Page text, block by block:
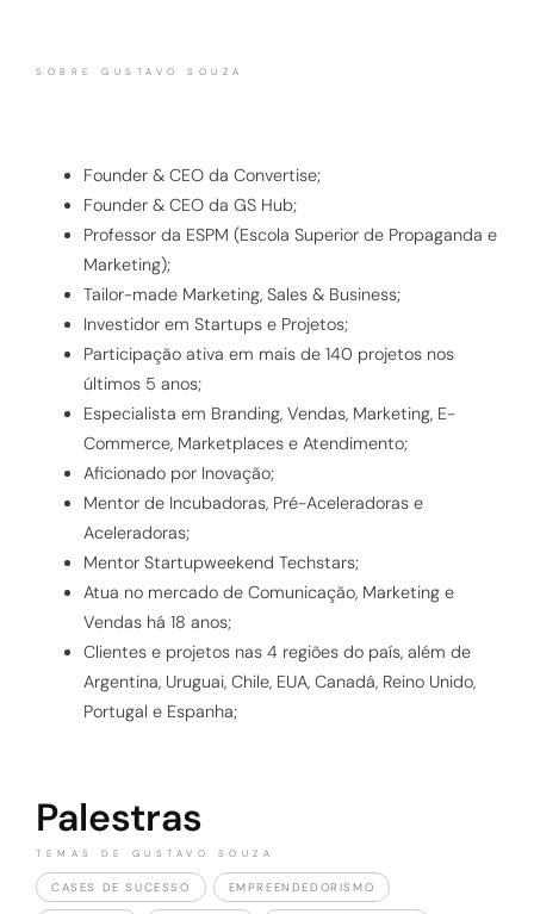
SOBRE GUSTAVO SOUZA
Founder & CEO da Convertise;
Founder & CEO da GS Hub;
Professor da ESPM (Escola Superior de Propaganda e
Marketing);
Tailor-made Marketing, Sales & Business;
Investidor em Startups e Projetos;
Participação ativa em mais de 140 projetos nos
últimos 5 anos;
Especialista em Branding, Vendas, Marketing, E-
Commerce, Marketplaces e Atendimento;
Aficionado por Inovação;
Mentor de Incubadoras, Pré-Aceleradoras e
Aceleradoras;
Mentor Startupweekend Techstars;
Atua no mercado de Comunicação, Marketing e
Vendas há 18 anos;
Clientes e projetos nas 4 regiões do país, além de
Argentina, Uruguai, Chile, EUA, Canadá, Reino Unido,
Portugal e Espanha;
Palestras
TEMAS DE GUSTAVO SOUZA
CASES DE SUCESSO EMPREENDEDORISMO